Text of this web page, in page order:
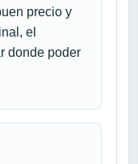
precio y
el
donde poder